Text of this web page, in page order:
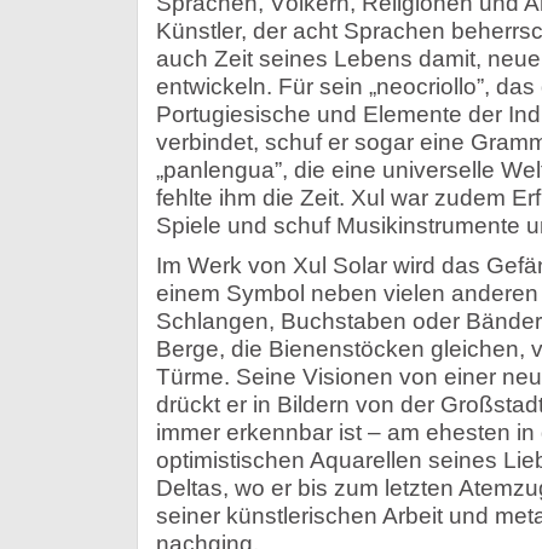
Künstler, der acht Sprachen
auch Zeit seines Lebens damit,
entwickeln. Für sein „neocriollo”,
Portugiesische und Elemente der
verbindet, schuf er sogar eine
„panlengua”, die eine universelle
fehlte ihm die Zeit. Xul war zudem
Spiele und schuf Musikinstrumente
Im Werk von Xul Solar wird das
einem Symbol neben vielen
Schlangen, Buchstaben oder
Berge, die Bienenstöcken gleichen,
Türme. Seine Visionen von einer
drückt er in Bildern von der
immer erkennbar ist – am ehesten
optimistischen Aquarellen seines
Deltas, wo er bis zum letzten
seiner künstlerischen Arbeit und
nachging.